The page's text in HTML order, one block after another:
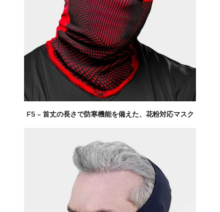
F5 – 首丈の長さで防寒機能を備えた、花粉対応マスク